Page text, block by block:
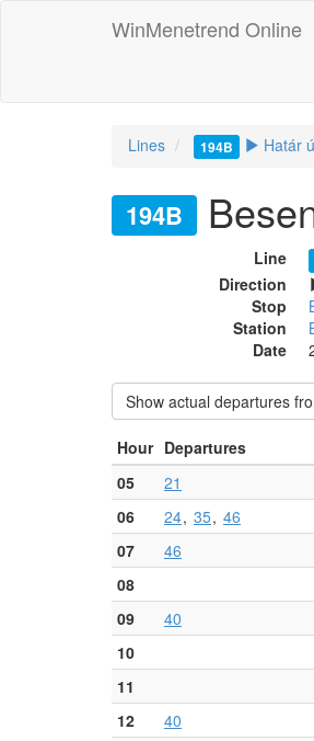
WinMenetrend Online
Lines 194B Határ
194B
Line
Direction
Stop
Station
Date
Show actual departures
Hour Departures
05
21
06
24 35 46
07
46
08
09
40
10
11
12
40